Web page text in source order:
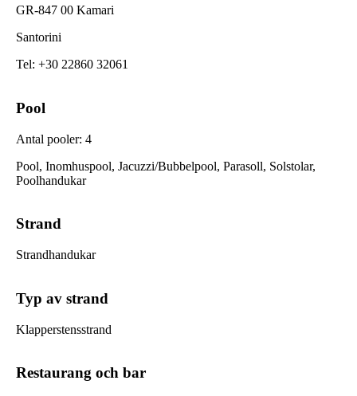
GR-847 00 Kamari
Santorini
Tel: +30 22860 32061
Pool
Antal pooler: 4
Pool, Inomhuspool, Jacuzzi/Bubbelpool, Parasoll, Solstolar,
Poolhandukar
Strand
Strandhandukar
Typ av strand
Klapperstensstrand
Restaurang och bar